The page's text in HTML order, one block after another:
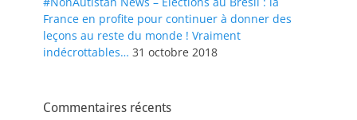
France en profite pour continuer à donner des
leçons au reste du monde ! Vraiment
indécrottables… 31 octobre 2018
Commentaires récents